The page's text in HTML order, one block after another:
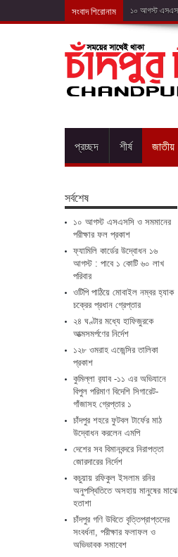
সংবাদ শিরোনাম ফ্যামিলি কার্ডের
প্রচ্ছদ শীর্ষ জাতীয়
সর্বশেষ
১০ আগস্ট এসএসসি ও সমমানের
পরীক্ষার ফল প্রকাশ
ফ্যামিলি কার্ডের উদ্বোধন ১৬
আগস্ট : পাবে ১ কোটি ৬০ লাখ
পরিবার
ওটিপি পাঠিয়ে মোবাইল নম্বর হ্যাক
চক্রের প্রধান গ্রেপ্তার
২৪ ঘণ্টার মধ্যে হাফিজুরকে
আত্মসমর্পণের নির্দেশ
১২৮ ওমরাহ এজেন্সির তালিকা
প্রকাশ
কুমিল্লা র‌্যাব -১১ এর অভিযানে
বিপুল পরিমাণ বিদেশি সিগারেট-
গাঁজাসহ গ্রেপ্তার ১
চাঁদপুর শহরে ফুটবল টার্ফের মাঠ
উদ্বোধন করলেন এমপি
দেশের সব বিমানবন্দরে নিরাপত্তা
জোরদারের নির্দেশ
কচুয়ায় রফিকুল ইসলাম রনির
অনুপস্থিতিতে অসহায় মানুষের মাঝে
হতাশা
চাঁদপুর গণি উবিতে বৃত্তিপ্রাপ্তদের
সংবর্ধনা, পরীক্ষার ফলাফল ও
অভিভাবক সমাবেশ